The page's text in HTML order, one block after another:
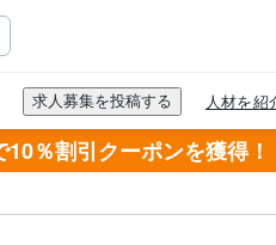
％割引クーポンを獲得！